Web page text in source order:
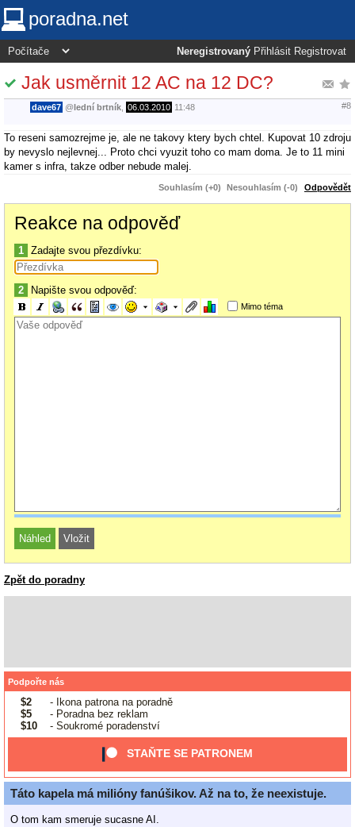
poradna.net
Neregistrovaný Přihlásit Registrovat
Jak usměrnit 12 AC na 12 DC?
dave67 @lední brtník 06.03.2010 11:48 #8
To reseni samozrejme je, ale ne takovy ktery bych chtel. Kupovat 10 zdroju
by nevyslo nejlevnej... Proto chci vyuzit toho co mam doma. Je to 11 mini
kamer s infra, takze odber nebude malej.
Souhlasím (+0) Nesouhlasím (-0) Odpovědět
Reakce na odpověď
1 Zadajte svou přezdívku:
2 Napište svou odpověď:
Mimo téma
Zpět do poradny
Podpořte nás
$2
- Ikona patrona na poradně
$5
- Poradna bez reklam
$10
- Soukromé poradenství
STAŇTE SE PATRONEM
Táto kapela má milióny fanúšikov. Až na to, že neexistuje.
O tom kam smeruje sucasne AI.